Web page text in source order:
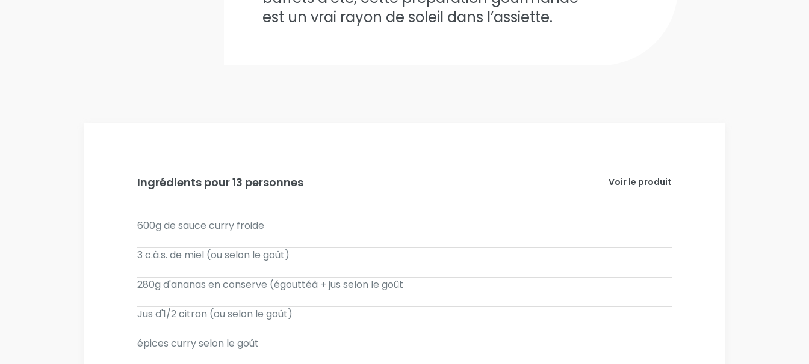
est un vrai rayon de soleil dans l’assiette.
Ingrédients pour 13 personnes Voir le produit
600g de sauce curry froide
3 c.à.s. de miel (ou selon le goût)
280g d'ananas en conserve (égouttéà + jus selon le goût
Jus d'1/2 citron (ou selon le goût)
épices curry selon le goût